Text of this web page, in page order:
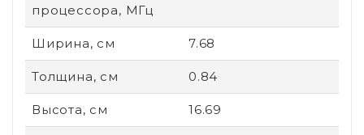
процессора, МГц
Ширина, см 7.68
Толщина, см 0.84
Высота, см 16.69